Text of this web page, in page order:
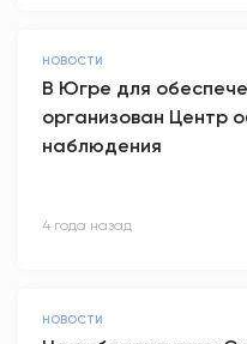
НОВОСТИ
В Югре для
организован Центр
наблюдения
4 года назад
НОВОСТИ